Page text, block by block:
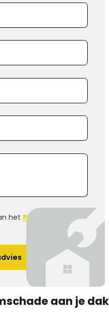
het Privacy
aan je dak